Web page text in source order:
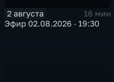
2 августа
16 мин
Эфир 02.08.2026 · 19:30